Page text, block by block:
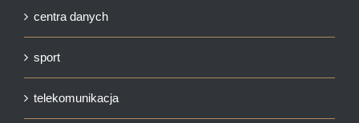
centra danych
sport
telekomunikacja